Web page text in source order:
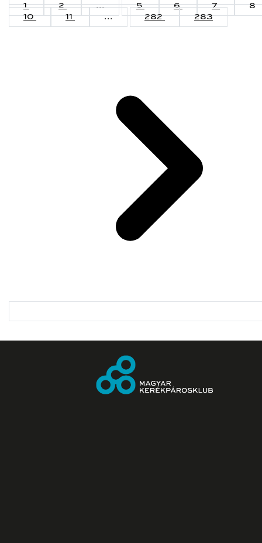
1 2 ... 5 6 7
8
10
11 ... 282 283